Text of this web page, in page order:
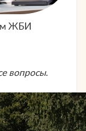
ЖБИ
вопросы.